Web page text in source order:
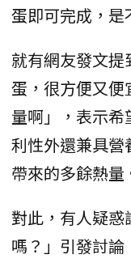
蛋即可完成，是
就有網友發文
蛋，很方便又便
量啊」，表示
利性外還兼具
帶來的多餘熱量
對此，有人疑
嗎？」引發討